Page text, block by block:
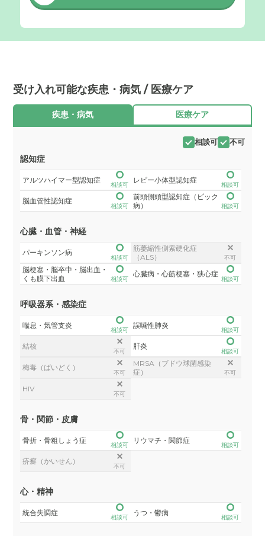
受け入れ可能な疾患・病気 / 医療ケア
疾患・病気 医療ケア
相談可 不可
認知症
アルツハイマー型認知症
相談可
レビー小体型認知症
相談可
脳血管性認知症
相談可
前頭側頭型認知症（ピック
病）
相談可
心臓・血管・神経
パーキンソン病
相談可
筋萎縮性側索硬化症
（ALS）
不可
脳梗塞・脳卒中・脳出血・
くも膜下出血
相談可
心臓病・心筋梗塞・狭心症
相談可
呼吸器系・感染症
喘息・気管支炎
相談可
誤嚥性肺炎
相談可
結核
不可
肝炎
相談可
梅毒（ばいどく）
不可
MRSA（ブドウ球菌感染
症）
不可
HIV
不可
骨・関節・皮膚
骨折・骨粗しょう症
相談可
リウマチ・関節症
相談可
疥癬（かいせん）
不可
心・精神
統合失調症
相談可
うつ・鬱病
相談可